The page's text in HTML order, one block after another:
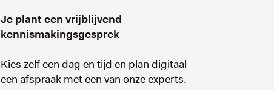
Je plant een vrijblijvend
kennismakingsgesprek
Kies zelf een dag en tijd en plan digitaal
een afspraak met een van onze experts.